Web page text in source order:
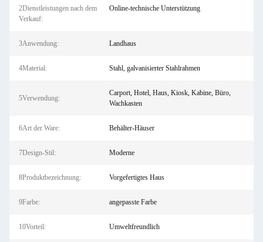
2Dienstleistungen nach dem
Verkauf:
Online-technische Unterstützung
3Anwendung: Landhaus
4Material: Stahl, galvanisierter Stahlrahmen
5Verwendung:
Carport, Hotel, Haus, Kiosk, Kabine, Büro,
Wachkasten
6Art der Ware: Behälter-Häuser
7Design-Stil: Moderne
8Produktbezeichnung: Vorgefertigtes Haus
9Farbe: angepasste Farbe
10Vorteil: Umweltfreundlich